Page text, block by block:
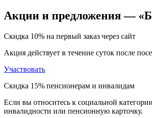
Акции и предложения —
Скидка 10% на первый заказ через сайт
Акция действует в течение суток после
Участвовать
Скидка 15% пенсионерам и инвалидам
Если вы относитесь к социальной
инвалидности или пенсионную карточку.